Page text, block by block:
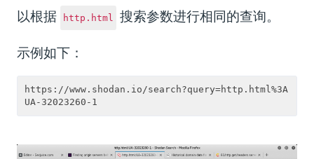
以根据
http.html 搜索参数进行相同的查询。
示例如下：
https://www.shodan.io/search?query=http.html%3A